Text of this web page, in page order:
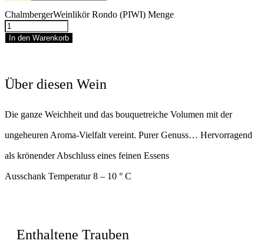
ChalmbergerWeinlikör Rondo (PIWI) Menge
In den Warenkorb
Über diesen Wein
Die ganze Weichheit und das bouquetreiche Volumen mit der
ungeheuren Aroma-Vielfalt vereint. Purer Genuss… Hervorragend
als krönender Abschluss eines feinen Essens
Ausschank Temperatur 8 – 10 ° C
Enthaltene Trauben